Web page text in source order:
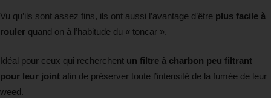
Vu qu’ils sont assez fins, ils ont aussi l’avantage d’être plus facile à
rouler quand on à l’habitude du « toncar ».
Idéal pour ceux qui recherchent un filtre à charbon peu filtrant
pour leur joint afin de préserver toute l’intensité de la fumée de leur
weed.